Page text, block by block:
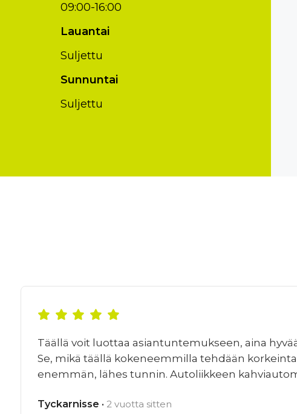
09:00-16:00
Lauantai
Suljettu
Sunnuntai
Suljettu
Täällä voit luottaa asiantuntemukseen, aina
Se, mikä täällä kokeneemmilla tehdään
enemmän, lähes tunnin. Autoliikkeen
Tyckarnisse · 2 vuotta sitten